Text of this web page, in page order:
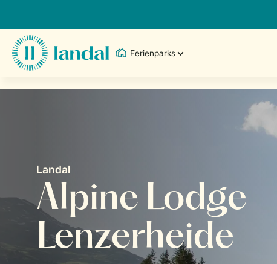
Ferienparks